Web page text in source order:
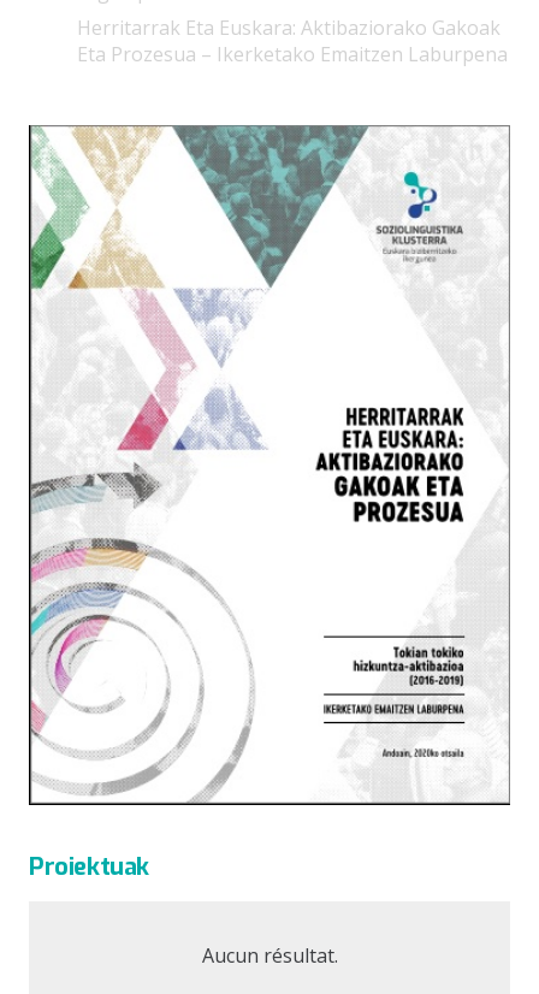
Herritarrak Eta Euskara: Aktibaziorako Gakoak
Eta Prozesua – Ikerketako Emaitzen Laburpena
Proiektuak
Aucun résultat.